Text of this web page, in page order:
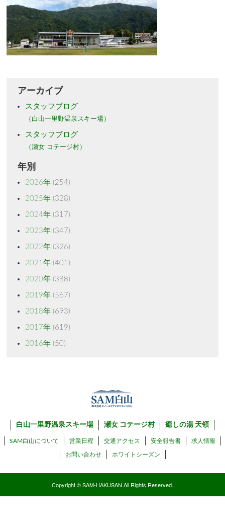
アーカイブ
スタッフブログ
（白山一里野温泉スキー場）
スタッフブログ
（瀬女 コテージ村）
年別
2026年(254)
2025年(328)
2024年(317)
2023年(347)
2022年(326)
2021年(401)
2020年(388)
2019年(567)
2018年(693)
2017年(619)
2016年(50)
白山一里野温泉スキー場 瀬女 コテージ村 癒しの湯 天領
SAM白山について 営業日程 交通アクセス 安全報告書 求人情報
お問い合わせ ホワイトシーズン
Copyright © SAM-HAKUSAN All Rights Reserved.